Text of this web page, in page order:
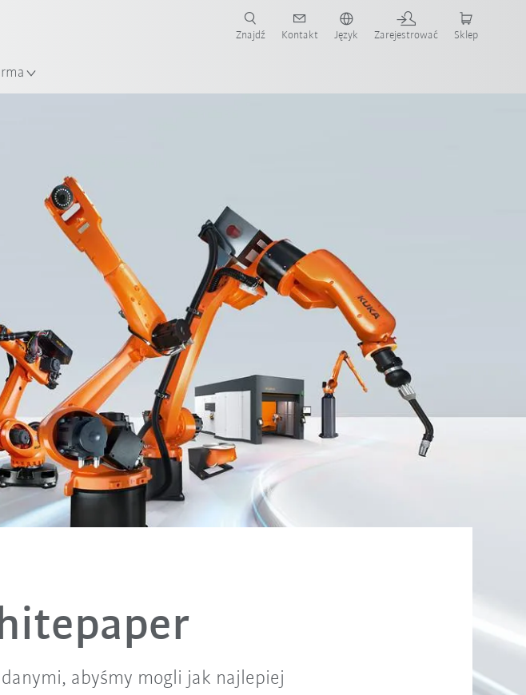
Znajdź Kontakt Język Zarejestrować Sklep
abyśmy mogli jak najlepiej